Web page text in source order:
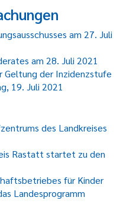
am 27. Juli
am 28. Juli 2021
Geltung der Inzidenzstufe
19. Juli 2021
des Landkreises
Rastatt startet zu den
für Kinder
Landesprogramm